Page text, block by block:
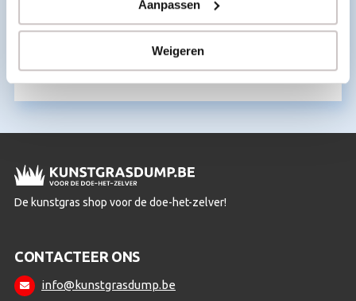
Aanpassen
Weigeren
Kunstgras Mesjes – 10 stuks
De kunstgras shop voor de doe-het-zelver!
CONTACTEER ONS
info@kunstgrasdump.be